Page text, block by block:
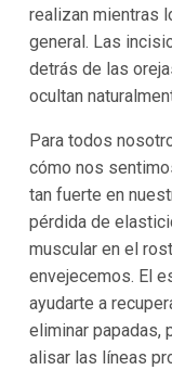
realizan mientras
general. Las
detrás de las
ocultan
Para todos
cómo nos
tan fuerte en
pérdida de
muscular en el
envejecemos. El
ayudarte a
eliminar papadas,
alisar las líneas